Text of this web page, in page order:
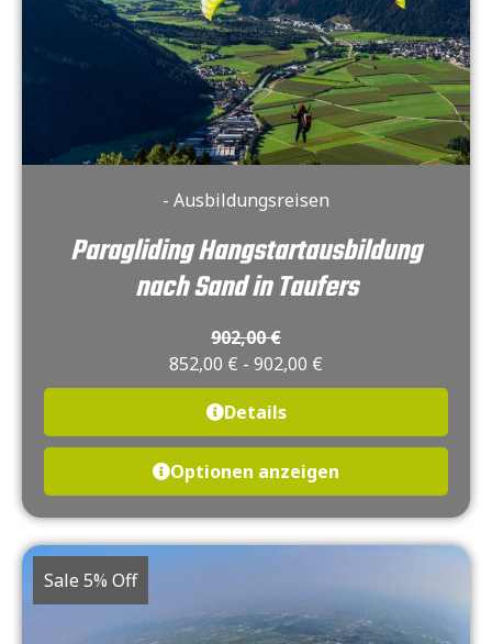
- Ausbildungsreisen
Paragliding Hangstartausbildung
nach Sand in Taufers
902,00€
852,00 € - 902,00 €
Details
Optionen anzeigen
Sale 5% Off